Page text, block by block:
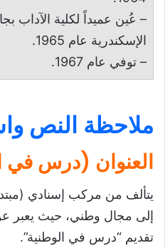
– عُين عميداً لكلية الآداب
الإسكندرية عام 1965.
– توفي عام 1967.
ملاحظة النص
العنوان (درس في
يتألف من مركب إسنادي
إلى مجال وطني، حيث يعبر
تقديم “درس في الوطنية”.